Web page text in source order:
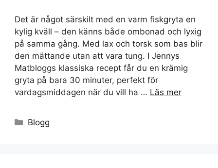
Det är något särskilt med en varm fiskgryta en
kylig kväll – den känns både ombonad och lyxig
på samma gång. Med lax och torsk som bas blir
den mättande utan att vara tung. I Jennys
Matbloggs klassiska recept får du en krämig
gryta på bara 30 minuter, perfekt för
vardagsmiddagen när du vill ha … Läs mer
Kategorier
Blogg